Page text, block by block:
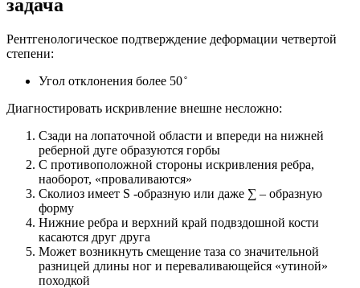
задача
Рентгенологическое подтверждение деформации четвертой
степени:
Угол отклонения более 50 ̊
Диагностировать искривление внешне несложно:
Сзади на лопаточной области и впереди на нижней
реберной дуге образуются горбы
С противоположной стороны искривления ребра,
наоборот, «проваливаются»
Сколиоз имеет S -образную или даже ∑ – образную
форму
Нижние ребра и верхний край подвздошной кости
касаются друг друга
Может возникнуть смещение таза со значительной
разницей длины ног и переваливающейся «утиной»
походкой